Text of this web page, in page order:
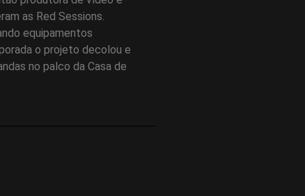
as Red Sessions.
equipamentos
o projeto decolou e
no palco da Casa de